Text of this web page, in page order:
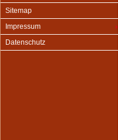
Sitemap
Impressum
Datenschutz